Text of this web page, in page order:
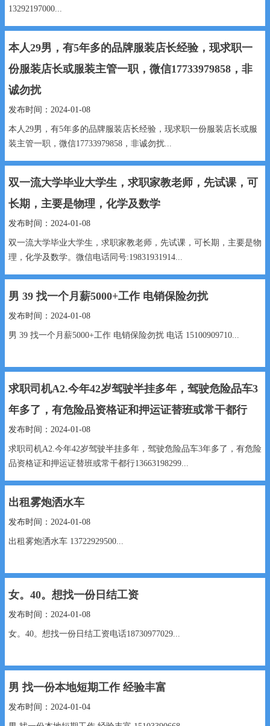
13292197000...
本人29男，有5年多的品牌服装店长经验，现求职一
份服装店长或服装主管一职，微信17733979858，非
诚勿扰
发布时间：2024-01-08
本人29男，有5年多的品牌服装店长经验，现求职一份服装店长或服
装主管一职，微信17733979858，非诚勿扰...
双一流大学毕业大学生，求职家教老师，先试课，可
长期，主要是物理，化学及数学
发布时间：2024-01-08
双一流大学毕业大学生，求职家教老师，先试课，可长期，主要是物
理，化学及数学。微信电话同号:19831931914...
男 39 找一个月薪5000+工作 电销保险勿扰
发布时间：2024-01-08
男 39 找一个月薪5000+工作 电销保险勿扰 电话 15100909710...
求职司机A2.今年42岁驾驶半挂多年，驾驶危险品车3
年多了，有危险品资格证和押运证替班或常干都行
发布时间：2024-01-08
求职司机A2.今年42岁驾驶半挂多年，驾驶危险品车3年多了，有危险
品资格证和押运证替班或常干都行13663198299...
出租雾炮洒水车
发布时间：2024-01-08
出租雾炮洒水车 13722929500...
女。40。想找一份日结工资
发布时间：2024-01-08
女。40。想找一份日结工资电话18730977029...
男 找一份本地短期工作 经验丰富
发布时间：2024-01-04